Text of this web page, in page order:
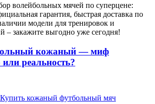
волейбольных мячей по суперцене:
гарантия, быстрая доставка по
модели для тренировок и
– закажите выгодно уже сегодня!
кожаный — миф
реальность?